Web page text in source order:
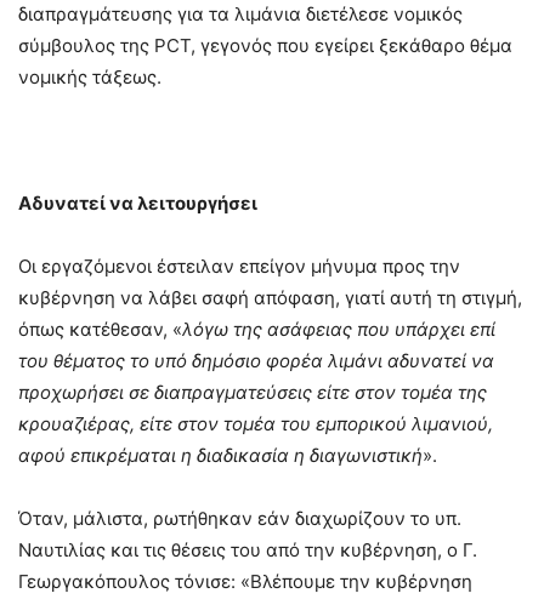
διαπραγμάτευσης για τα λιμάνια διετέλεσε νομικός
σύμβουλος της PCT, γεγονός που εγείρει ξεκάθαρο θέμα
νομικής τάξεως.
Αδυνατεί να λειτουργήσει
Οι εργαζόμενοι έστειλαν επείγον μήνυμα προς την
κυβέρνηση να λάβει σαφή απόφαση, γιατί αυτή τη στιγμή,
όπως κατέθεσαν, «λόγω της ασάφειας που υπάρχει επί
του θέματος το υπό δημόσιο φορέα λιμάνι αδυνατεί να
προχωρήσει σε διαπραγματεύσεις είτε στον τομέα της
κρουαζιέρας, είτε στον τομέα του εμπορικού λιμανιού,
αφού επικρέμαται η διαδικασία η διαγωνιστική».
Όταν, μάλιστα, ρωτήθηκαν εάν διαχωρίζουν το υπ.
Ναυτιλίας και τις θέσεις του από την κυβέρνηση, ο Γ.
Γεωργακόπουλος τόνισε: «Βλέπουμε την κυβέρνηση